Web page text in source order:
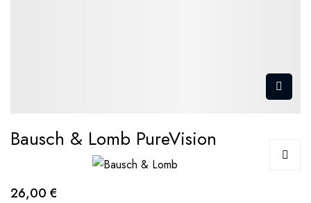
Bausch & Lomb PureVision
26,00 €